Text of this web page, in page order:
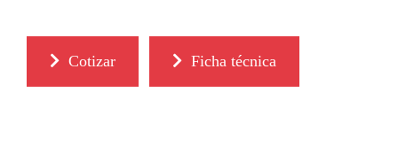
Cotizar Ficha técnica